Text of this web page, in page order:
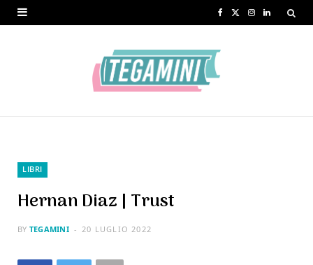
I L
LIBRI
Hernan Diaz | Trust
BY TEGAMINI 20 LUGLIO 2022